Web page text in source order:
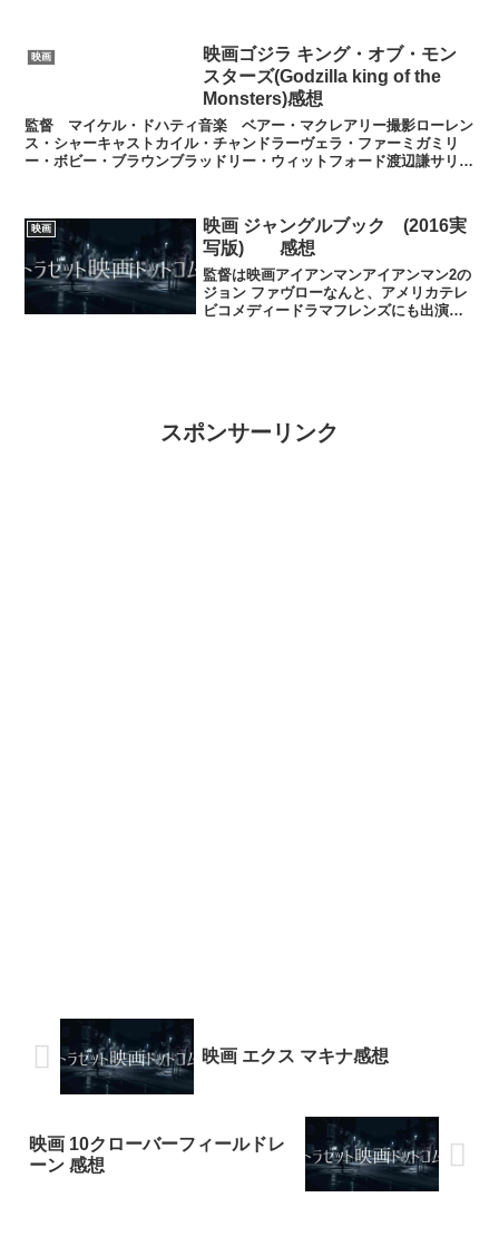
画バットマンでは執事役)ジュリー・エン
ゲルブレヒト感想...
映画
映画ゴジラ キング・オブ・モン
スターズ(Godzilla king of the
Monsters)感想
監督 マイケル・ドハティ音楽 ベアー・マクレアリー撮影ローレン
ス・シャーキャストカイル・チャンドラーヴェラ・ファーミガミリ
ー・ボビー・ブラウンブラッドリー・ウィットフォード渡辺謙サリ
映画
映画 ジャングルブック (2016実
写版) 感想
監督は映画アイアンマンアイアンマン2の
ジョン ファヴローなんと、アメリカテレ
ビコメディードラマフレンズにも出演し
スポンサーリンク
映画 エクス マキナ感想
映画 10クローバーフィールドレ
ーン 感想